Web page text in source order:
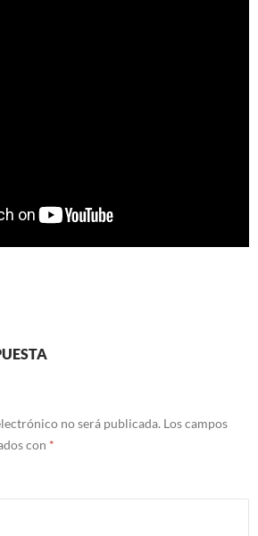
no será publicada. Los campos
con *